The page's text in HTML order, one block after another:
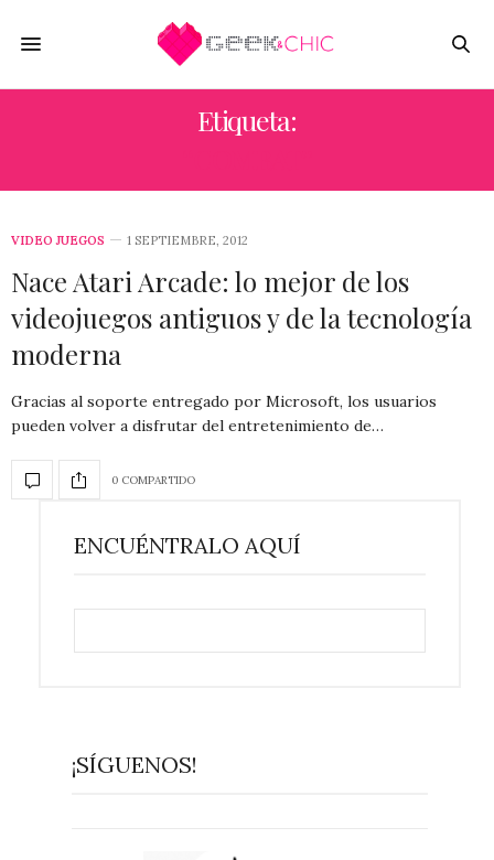
Etiqueta:
VIDEO JUEGOS 1 SEPTIEMBRE, 2012
Nace Atari Arcade: lo mejor de los
videojuegos antiguos y de la tecnología
moderna
Gracias al soporte entregado por Microsoft, los usuarios
pueden volver a disfrutar del entretenimiento de…
0 COMPARTIDO
ENCUÉNTRALO AQUÍ
¡SÍGUENOS!